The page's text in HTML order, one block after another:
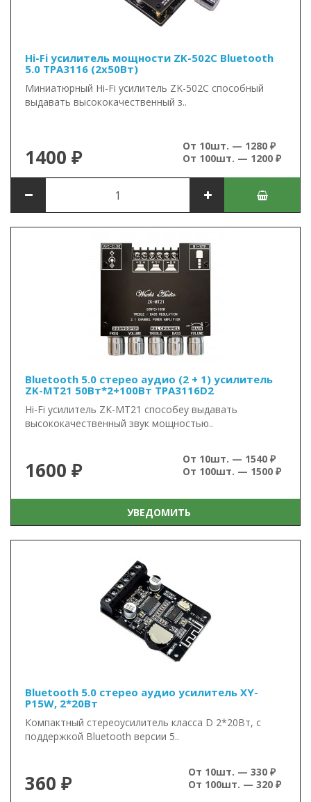
Hi-Fi усилитель мощности ZK-502C Bluetooth
5.0 TPA3116 (2x50Вт)
Миниатюрный Hi-Fi усилитель ZK-502C способный
выдавать высококачественный з..
1400 ₽
От 10шт. — 1280 ₽
От 100шт. — 1200 ₽
Bluetooth 5.0 стерео аудио (2 + 1) усилитель
ZK-MT21 50Вт*2+100Вт TPA3116D2
Hi-Fi усилитель ZK-MT21 способey выдавать
высококачественный звук мощностью..
1600 ₽
От 10шт. — 1540 ₽
От 100шт. — 1500 ₽
УВЕДОМИТЬ
Bluetooth 5.0 стерео аудио усилитель XY-
P15W, 2*20Вт
Компактный стереоусилитель класса D 2*20Вт, с
поддержкой Bluetooth версии 5..
360 ₽
От 10шт. — 330 ₽
От 100шт. — 320 ₽